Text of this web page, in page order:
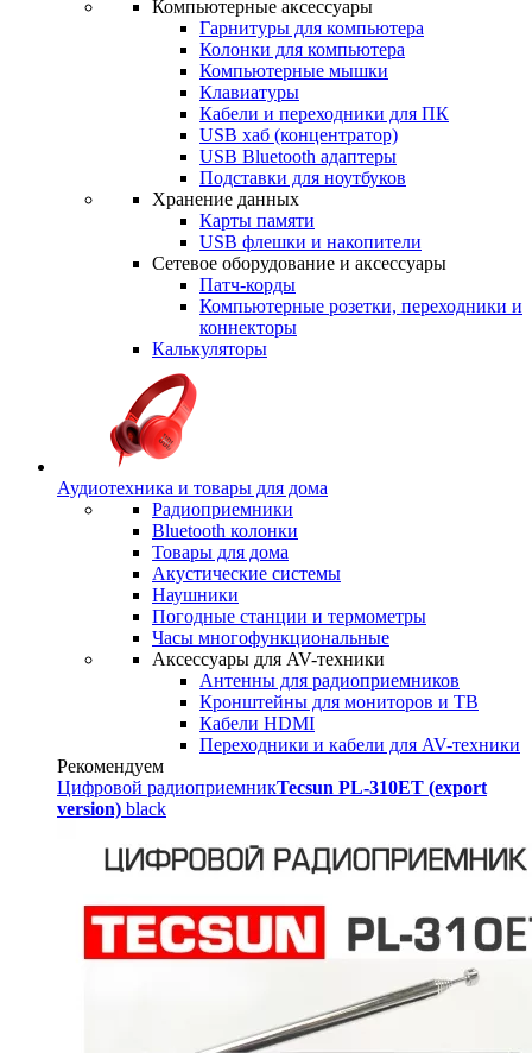
Компьютерные аксессуары
Гарнитуры для компьютера
Колонки для компьютера
Компьютерные мышки
Клавиатуры
Кабели и переходники для ПК
USB хаб (концентратор)
USB Bluetooth адаптеры
Подставки для ноутбуков
Хранение данных
Карты памяти
USB флешки и накопители
Сетевое оборудование и аксессуары
Патч-корды
Компьютерные розетки, переходники и
коннекторы
Калькуляторы
Аудиотехника и товары для дома
Радиоприемники
Bluetooth колонки
Товары для дома
Акустические системы
Наушники
Погодные станции и термометры
Часы многофункциональные
Аксессуары для AV-техники
Антенны для радиоприемников
Кронштейны для мониторов и ТВ
Кабели HDMI
Переходники и кабели для AV-техники
Рекомендуем
Цифровой радиоприемникTecsun PL-310ET (export
version) black